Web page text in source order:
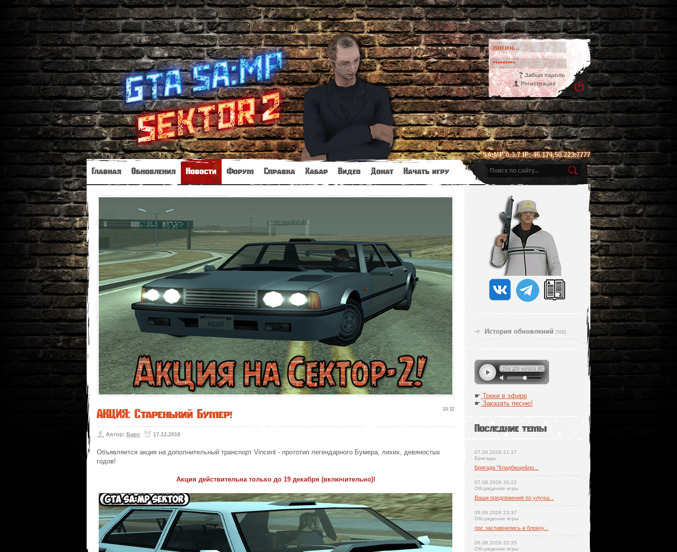
Забыл пароль
Регистрация
SA:MP 0.3.7 IP: 46.174.50.223:7777
Главная Обновления Новости Форум Справка Хабар Видео Донат Начать игру
10:32
АКЦИЯ: Старенький Бумер!
Автор: Барс 17.12.2018
Объявляется акция на дополнительный транспорт Vincent - прототип легендарного Бумера, лихих, девяностых
годов!
Акция действительна только до 19 декабря (включительно)!
История обновлений [568]
☛ Треки в эфире
☛ Заказать песню!
Последние темы
07.08.2026 21:17
Бригады
Бригада "Кладбище&qu...
07.08.2026 20:22
Обсуждение игры
Ваши предложения по улучш...
06.08.2026 23:37
Обсуждение игры
npc заспавнились и блокну...
06.08.2026 23:35
Обсуждение игры